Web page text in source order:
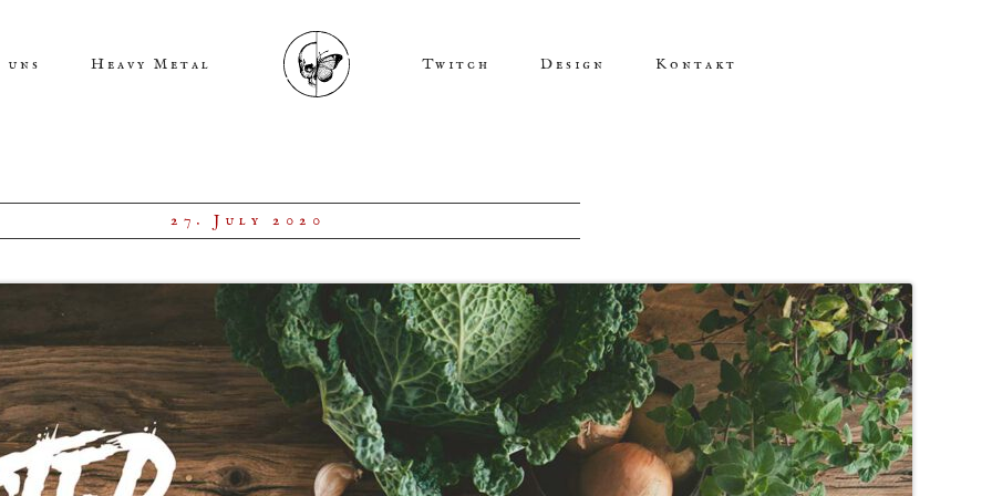
uns Heavy Metal Twitch Design Kontakt
27. July 2020